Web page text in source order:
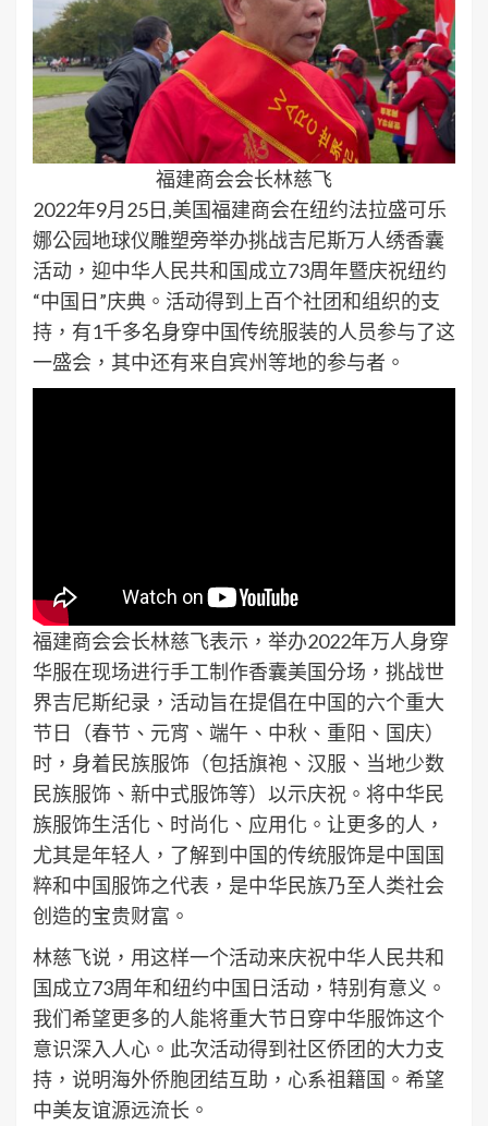
福建商会会长林慈飞
2022年9月25日,美国福建商会在纽约法拉盛可乐
娜公园地球仪雕塑旁举办挑战吉尼斯万人绣香囊
活动，迎中华人民共和国成立73周年暨庆祝纽约
“中国日”庆典。活动得到上百个社团和组织的支
持，有1千多名身穿中国传统服装的人员参与了这
一盛会，其中还有来自宾州等地的参与者。
福建商会会长林慈飞表示，举办2022年万人身穿
华服在现场进行手工制作香囊美国分场，挑战世
界吉尼斯纪录，活动旨在提倡在中国的六个重大
节日（春节、元宵、端午、中秋、重阳、国庆）
时，身着民族服饰（包括旗袍、汉服、当地少数
民族服饰、新中式服饰等）以示庆祝。将中华民
族服饰生活化、时尚化、应用化。让更多的人，
尤其是年轻人，了解到中国的传统服饰是中国国
粹和中国服饰之代表，是中华民族乃至人类社会
创造的宝贵财富。
林慈飞说，用这样一个活动来庆祝中华人民共和
国成立73周年和纽约中国日活动，特别有意义。
我们希望更多的人能将重大节日穿中华服饰这个
意识深入人心。此次活动得到社区侨团的大力支
持，说明海外侨胞团结互助，心系祖籍国。希望
中美友谊源远流长。